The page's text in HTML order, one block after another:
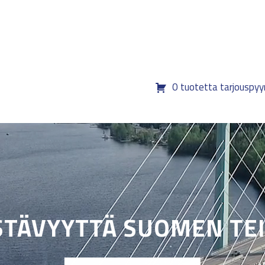
0 tuotetta
SUOMEN